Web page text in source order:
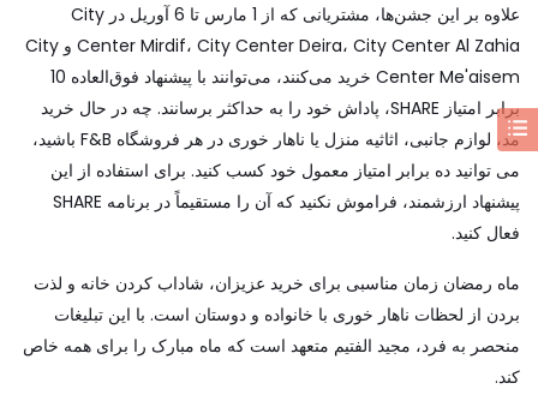
علاوه بر این جشن‌ها، مشتریانی که از 1 مارس تا 6 آوریل در City
Center Mirdif، City Center Deira، City Center Al Zahia و City
Center Me'aisem خرید می‌کنند، می‌توانند با پیشنهاد فوق‌العاده 10
برابر امتیاز SHARE، پاداش خود را به حداکثر برسانند. چه در حال خرید
مد، لوازم جانبی، اثاثیه منزل یا ناهار خوری در هر فروشگاه F&B باشید،
می توانید ده برابر امتیاز معمول خود کسب کنید. برای استفاده از این
پیشنهاد ارزشمند، فراموش نکنید که آن را مستقیماً در برنامه SHARE
فعال کنید.
ماه رمضان زمان مناسبی برای خرید عزیزان، شاداب کردن خانه و لذت
بردن از لحظات ناهار خوری با خانواده و دوستان است. با این تبلیغات
منحصر به فرد، مجید الفتیم متعهد است که ماه مبارک را برای همه خاص
کند.